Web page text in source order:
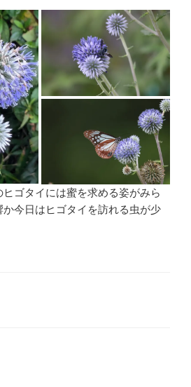
ゴタイには蜜を求める姿がみら
今日はヒゴタイを訪れる虫が少